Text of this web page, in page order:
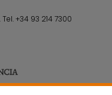
Tel.+34 93 214 7300